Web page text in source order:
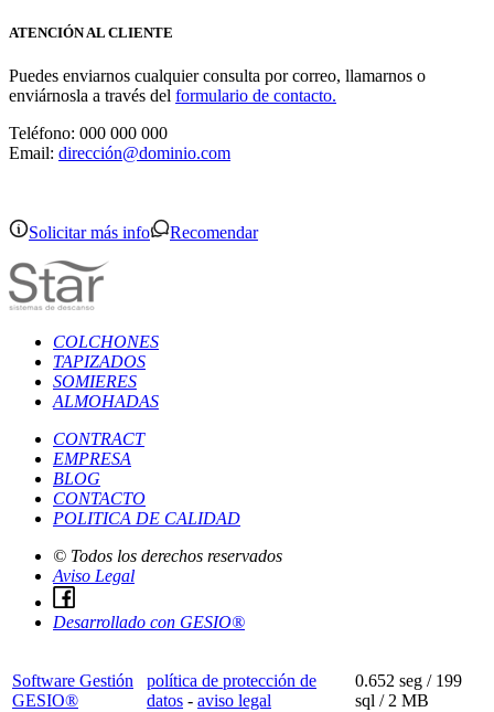
ATENCIÓN AL CLIENTE
Puedes enviarnos cualquier consulta por correo, llamarnos o
enviárnosla a través del formulario de contacto.
Teléfono: 000 000 000
Email: dirección@dominio.com
Solicitar más info Recomendar
COLCHONES
TAPIZADOS
SOMIERES
ALMOHADAS
CONTRACT
EMPRESA
BLOG
CONTACTO
POLITICA DE CALIDAD
© Todos los derechos reservados
Aviso Legal
Desarrollado con GESIO®
Software Gestión
GESIO®
política de protección de
datos - aviso legal
0.652 seg / 199
sql / 2 MB